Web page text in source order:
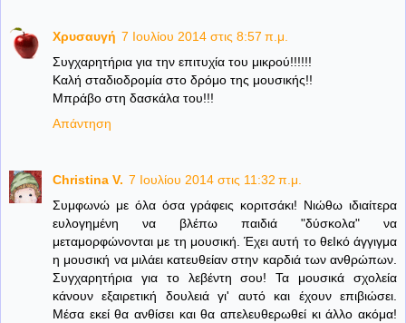
Χρυσαυγή 7 Ιουλίου 2014 στις 8:57 π.μ.
Συγχαρητήρια για την επιτυχία του μικρού!!!!!!
Καλή σταδιοδρομία στο δρόμο της μουσικής!!
Μπράβο στη δασκάλα του!!!
Απάντηση
Christina V. 7 Ιουλίου 2014 στις 11:32 π.μ.
Συμφωνώ με όλα όσα γράφεις κοριτσάκι! Νιώθω ιδιαίτερα
ευλογημένη να βλέπω παιδιά "δύσκολα" να
μεταμορφώνονται με τη μουσική. Έχει αυτή το θεΙκό άγγιγμα
η μουσική να μιλάει κατευθείαν στην καρδιά των ανθρώπων.
Συγχαρητήρια για το λεβέντη σου! Τα μουσικά σχολεία
κάνουν εξαιρετική δουλειά γι' αυτό και έχουν επιβιώσει.
Μέσα εκεί θα ανθίσει και θα απελευθερωθεί κι άλλο ακόμα!